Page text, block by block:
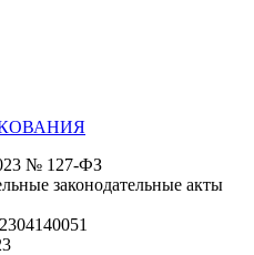
№ 127-ФЗ
законодательные акты